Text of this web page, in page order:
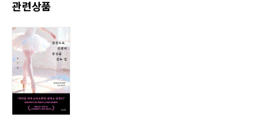
관련상품